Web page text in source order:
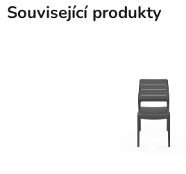
Související produkty